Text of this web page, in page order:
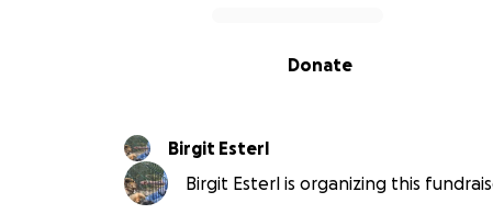
Donate
Birgit Esterl
Birgit Esterl is organizing this